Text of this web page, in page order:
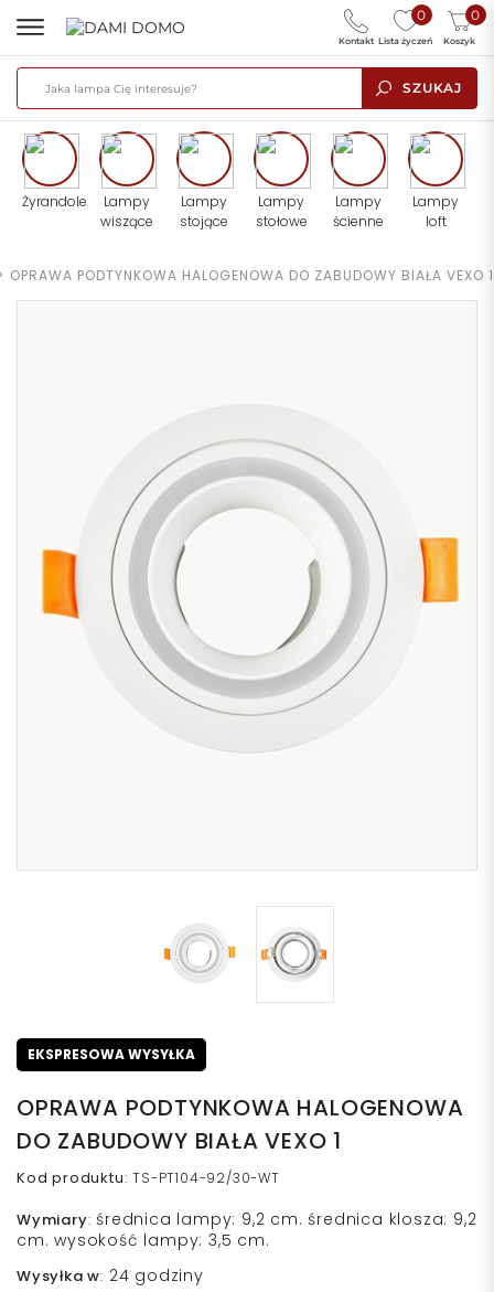
SZUKAJ
0
Lista życzeń
0
Koszyk
Kontakt
Żyrandole
Lampy
wiszące
Lampy
stojące
Lampy
stołowe
Lampy
ścienne
Lampy
loft
OPRAWA PODTYNKOWA HALOGENOWA DO ZABUDOWY BIAŁA VEXO 1
EKSPRESOWA WYSYŁKA
OPRAWA PODTYNKOWA HALOGENOWA
DO ZABUDOWY BIAŁA VEXO 1
Kod produktu:TS-PT104-92/30-WT
Wymiary: średnica lampy: 9,2 cm. średnica klosza: 9,2
cm. wysokość lampy: 3,5 cm.
Wysyłka w: 24 godziny